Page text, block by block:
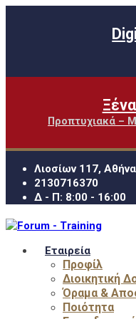
Προπτυχιακά –
Λιοσίων 117, Αθήνα
2130716370
Δ - Π: 8:00 - 16:00
Εταιρεία
Προφίλ
Διοικητική
Όραμα &
Ποιότητα